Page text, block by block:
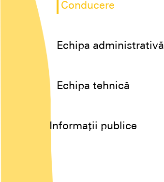
Conducere
Echipa administrativă
Echipa tehnică
Informații publice